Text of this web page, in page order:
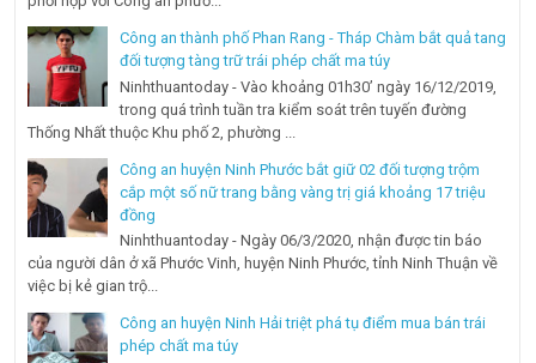
Công an thành phố Phan Rang - Tháp Chàm bắt quả tang
đối tượng tàng trữ trái phép chất ma túy
Ninhthuantoday - Vào khoảng 01h30’ ngày 16/12/2019,
trong quá trình tuần tra kiểm soát trên tuyến đường
Thống Nhất thuộc Khu phố 2, phường ...
Công an huyện Ninh Phước bắt giữ 02 đối tượng trộm
cắp một số nữ trang bằng vàng trị giá khoảng 17 triệu
đồng
Ninhthuantoday - Ngày 06/3/2020, nhận được tin báo
của người dân ở xã Phước Vinh, huyện Ninh Phước, tỉnh Ninh Thuận về
việc bị kẻ gian trộ...
Công an huyện Ninh Hải triệt phá tụ điểm mua bán trái
phép chất ma túy